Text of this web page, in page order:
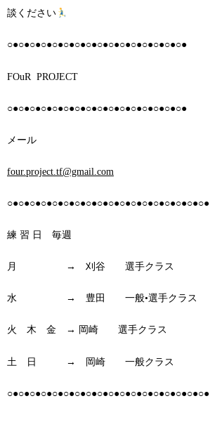
談ください
○●○●○●○●○●○●○●○●○●○●○●○●○●○●○●○●
FOuR PROJECT
○●○●○●○●○●○●○●○●○●○●○●○●○●○●○●○●
メール
four.project.tf@gmail.com
○●○●○●○●○●○●○●○●○●○●○●○●○●○●○●○●○●○●
練 習 日 毎週
月 → 刈谷 選手クラス
水 → 豊田 一般•選手クラス
火 木 金 → 岡崎 選手クラス
土 日 → 岡崎 一般クラス
○●○●○●○●○●○●○●○●○●○●○●○●○●○●○●○●○●○●